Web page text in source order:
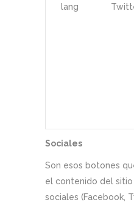
lang
Sociales
Son esos botones
el contenido del
sociales (Facebook,